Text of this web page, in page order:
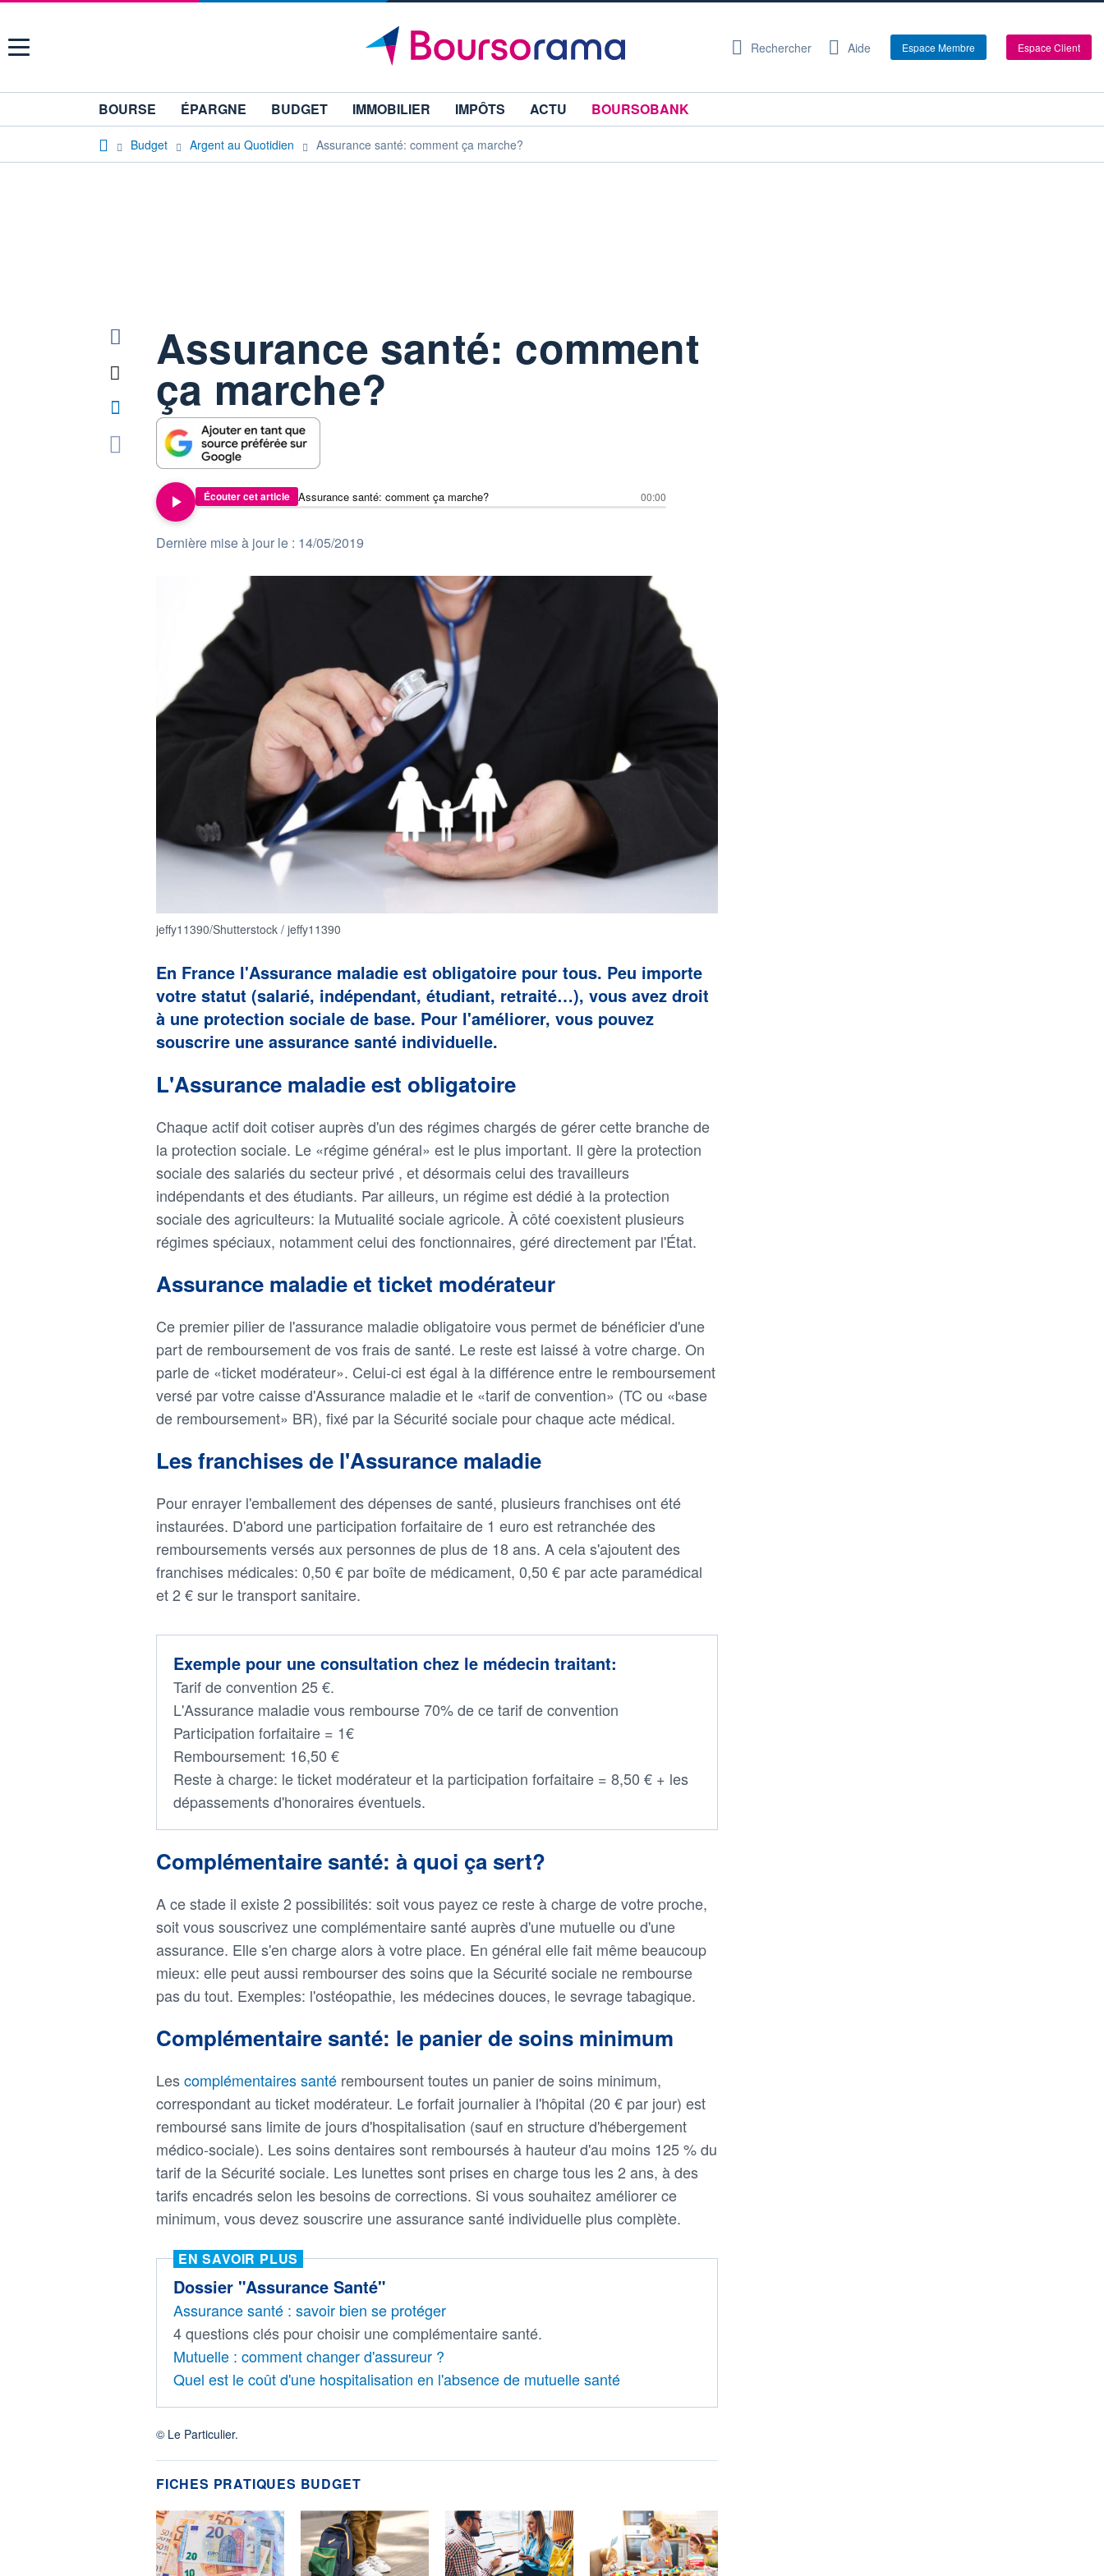
Menu Rechercher Aide Espace Membre Espace Client
BOURSE ÉPARGNE BUDGET IMMOBILIER IMPÔTS ACTU BOURSOBANK
Budget Argent au Quotidien Assurance santé: comment ça marche?
Assurance santé: comment
ça marche?
Écouter cet article Assurance santé: comment ça marche? 00:00
Dernière mise à jour le : 14/05/2019
jeffy11390/Shutterstock / jeffy11390
En France l'Assurance maladie est obligatoire pour tous. Peu importe
votre statut (salarié, indépendant, étudiant, retraité…), vous avez droit
à une protection sociale de base. Pour l'améliorer, vous pouvez
souscrire une assurance santé individuelle.
L'Assurance maladie est obligatoire
Chaque actif doit cotiser auprès d'un des régimes chargés de gérer cette branche de
la protection sociale. Le «régime général» est le plus important. Il gère la protection
sociale des salariés du secteur privé , et désormais celui des travailleurs
indépendants et des étudiants. Par ailleurs, un régime est dédié à la protection
sociale des agriculteurs: la Mutualité sociale agricole. À côté coexistent plusieurs
régimes spéciaux, notamment celui des fonctionnaires, géré directement par l'État.
Assurance maladie et ticket modérateur
Ce premier pilier de l'assurance maladie obligatoire vous permet de bénéficier d'une
part de remboursement de vos frais de santé. Le reste est laissé à votre charge. On
parle de «ticket modérateur». Celui-ci est égal à la différence entre le remboursement
versé par votre caisse d'Assurance maladie et le «tarif de convention» (TC ou «base
de remboursement» BR), fixé par la Sécurité sociale pour chaque acte médical.
Les franchises de l'Assurance maladie
Pour enrayer l'emballement des dépenses de santé, plusieurs franchises ont été
instaurées. D'abord une participation forfaitaire de 1 euro est retranchée des
remboursements versés aux personnes de plus de 18 ans. A cela s'ajoutent des
franchises médicales: 0,50 € par boîte de médicament, 0,50 € par acte paramédical
et 2 € sur le transport sanitaire.
Exemple pour une consultation chez le médecin traitant:
Tarif de convention 25 €.
L'Assurance maladie vous rembourse 70% de ce tarif de convention
Participation forfaitaire = 1€
Remboursement: 16,50 €
Reste à charge: le ticket modérateur et la participation forfaitaire = 8,50 € + les
dépassements d'honoraires éventuels.
Complémentaire santé: à quoi ça sert?
A ce stade il existe 2 possibilités: soit vous payez ce reste à charge de votre proche,
soit vous souscrivez une complémentaire santé auprès d'une mutuelle ou d'une
assurance. Elle s'en charge alors à votre place. En général elle fait même beaucoup
mieux: elle peut aussi rembourser des soins que la Sécurité sociale ne rembourse
pas du tout. Exemples: l'ostéopathie, les médecines douces, le sevrage tabagique.
Complémentaire santé: le panier de soins minimum
Lescomplémentaires santé remboursent toutes un panier de soins minimum,
correspondant au ticket modérateur. Le forfait journalier à l'hôpital (20 € par jour) est
remboursé sans limite de jours d'hospitalisation (sauf en structure d'hébergement
médico-sociale). Les soins dentaires sont remboursés à hauteur d'au moins 125 % du
tarif de la Sécurité sociale. Les lunettes sont prises en charge tous les 2 ans, à des
tarifs encadrés selon les besoins de corrections. Si vous souhaitez améliorer ce
minimum, vous devez souscrire une assurance santé individuelle plus complète.
EN SAVOIR PLUS
Dossier "Assurance Santé"
Assurance santé : savoir bien se protéger
4 questions clés pour choisir une complémentaire santé.
Mutuelle : comment changer d'assureur ?
Quel est le coût d'une hospitalisation en l'absence de mutuelle santé
© Le Particulier.
FICHES PRATIQUES BUDGET